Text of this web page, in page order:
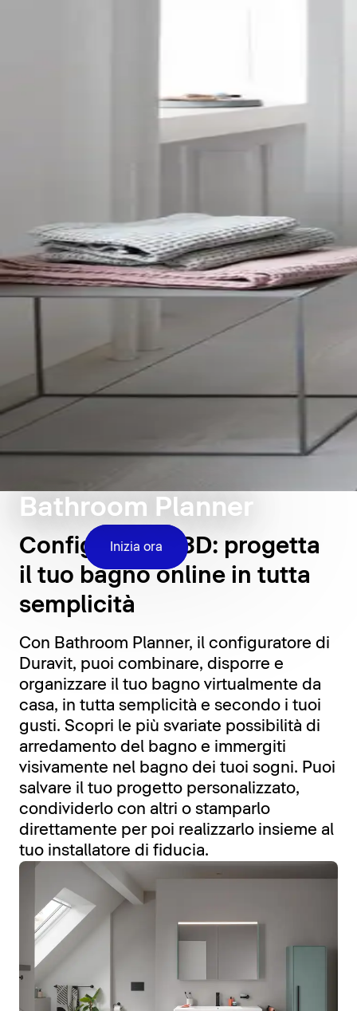
Bathroom Planner
Inizia ora
Configuratore 3D: progetta
il tuo bagno online in tutta
semplicità
Con Bathroom Planner, il configuratore di
Duravit, puoi combinare, disporre e
organizzare il tuo bagno virtualmente da
casa, in tutta semplicità e secondo i tuoi
gusti. Scopri le più svariate possibilità di
arredamento del bagno e immergiti
visivamente nel bagno dei tuoi sogni. Puoi
salvare il tuo progetto personalizzato,
condividerlo con altri o stamparlo
direttamente per poi realizzarlo insieme al
tuo installatore di fiducia.